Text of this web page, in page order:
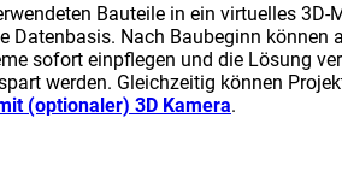
Bauteile in ein virtuelles 3D-
Nach Baubeginn können
sofort einpflegen und die Lösung
werden. Gleichzeitig können
(optionaler) 3D Kamera.